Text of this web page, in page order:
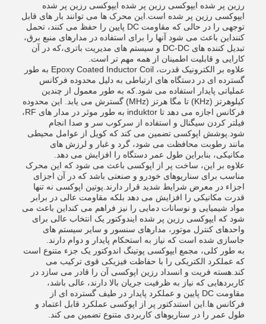
رزین پر شده ایپوکسی رزین پر شده ایپوکسی رزین پر شده
ایپوکسی رزین پر شده است.این محرک ها می توانند بار های قابل
توجهی را در حالی که مقاومت DC پایین را حفظ می کنند، تحمل
کننداین باعث می شود آنها را برای استفاده در مدارهای منبع برق،
تبدیل کننده های DC-DC و سیستم های مدیریت باتری،که در آن
کارایی و قابلیت اطمینان از همه مهم تر است.
علاوه بر الکترونیک قدرت، Epoxy Coated Inductor Coil به طور
گسترده ای در دستگاه های ارتباطی به دلیل محدوده فرکانس
عملیاتی پایدار استفاده می شود.که به طور معمول از چندین
کیلوهرتز (KHz) تا مگا هرتز (MHz) گسترش می یابد. این محدوده
فرکانس اجازه می دهد تا induktor به طور موثر در مدار های RF،
فیلتر کردن سیگنال و استفاده از سرکوب سر و صدا انجام
شود.پوشش اپوکسی تضمین می کند که کویل از عوامل محیطی
مانند رطوبت محافظت می شود، گرد و غبار و لرزش های
مکانیکی، بنابراین طول عمر دستگاه را افزایش می دهد.
علاوه بر این، ساخت پر از اپوکسی باعث می شود که این محرک
مناسب برای سناریوهای خودرو و صنعتی باشد که در آن اجزای
اجزاء در معرض شرایط شدید قرار دارند.پوتین اپوکسی نه تنها
قدرت مکانیکی را افزایش می دهد بلکه مقاومت عالی در برابر
مواد شیمیایی و نوسانات دمایی را نیز فراهم می کنداین باعث می
شود که ایپوکسی رزین پر شده ایندوکتور یک انتخاب عالی برای
واحدهای کنترل موتور، مدارهای سنسور و سایر سیستم های
جاسازی شده است که نیاز به استحکام پایدار و دوام دارند.
به طور کلی، مجمع ایپوکسی پوتینگ اندوکتور یک جزء متنوع است
که عملکرد الکتریکی را با حفاظت فیزیکی قوی ترکیب می
کند.هسته فریت و انسداد رزین اپوکسی آن را قادر می سازد در
کاربردهایی که نیاز به ظرفیت جریان بالا دارند، عالی باشد،
مقاومت DC پایین و عملکرد پایدار در طیف گسترده ای از
فرکانس ها.این استندکتور پر از اپوکسی عملکرد قابل اعتماد و
طول عمر را در سناریوهای کاربردی متنوع تضمین می کند.